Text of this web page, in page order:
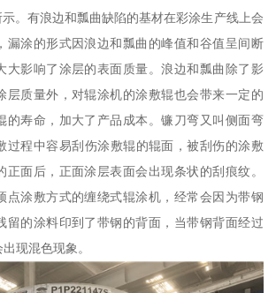
。有浪边和瓢曲缺陷的基材在彩涂生产线上会
漏涂的形式因浪边和瓢曲的峰值和谷值呈间断
大影响了涂层的表面质量。浪边和瓢曲除了影
层质量外，对辊涂机的涂敷辊也会带来一定的
的寿命，加大了产品成本。镰刀弯又叫侧面弯
过程中容易刮伤涂敷辊的辊面，被刮伤的涂敷
正面后，正面涂层表面会出现条状的刮痕纹。
点涂敷方式的缠绕式辊涂机，经常会因为带钢
留的涂料印到了带钢的背面，当带钢背面经过
现混色现象。